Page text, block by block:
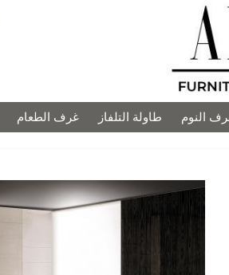
غرف الطعام طاولة التلفاز النوم